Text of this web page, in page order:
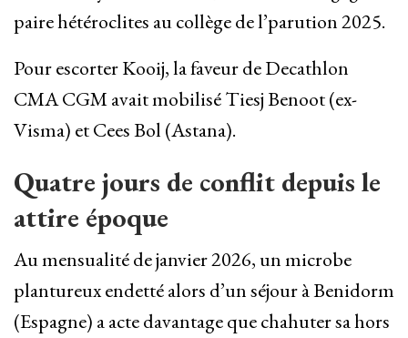
paire hétéroclites au collège de l’parution 2025.
Pour escorter Kooij, la faveur de Decathlon
CMA CGM avait mobilisé Tiesj Benoot (ex-
Visma) et Cees Bol (Astana).
Quatre jours de conflit depuis le
attire époque
Au mensualité de janvier 2026, un microbe
plantureux endetté alors d’un séjour à Benidorm
(Espagne) a acte davantage que chahuter sa hors